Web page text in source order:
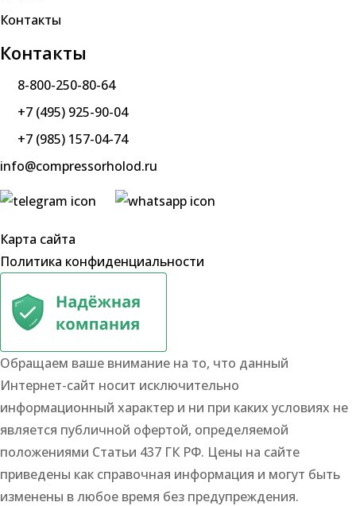
Контакты
Контакты
8-800-250-80-64
+7 (495) 925-90-04
+7 (985) 157-04-74
info@compressorholod.ru
Карта сайта
Политика конфиденциальности
Обращаем ваше внимание на то, что данный
Интернет-сайт носит исключительно
информационный характер и ни при каких условиях не
является публичной офертой, определяемой
положениями Статьи 437 ГК РФ. Цены на сайте
приведены как справочная информация и могут быть
изменены в любое время без предупреждения.